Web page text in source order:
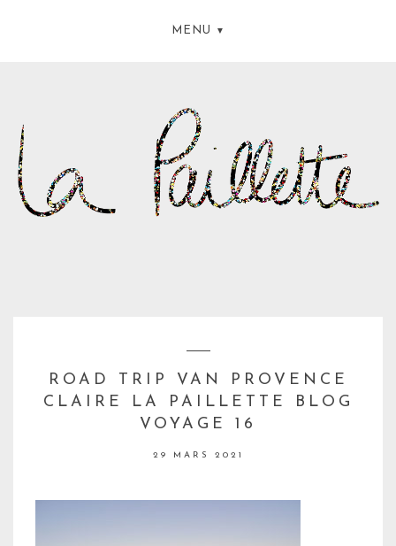
MENU
ROAD TRIP VAN PROVENCE
CLAIRE LA PAILLETTE BLOG
VOYAGE 16
29 MARS 2021